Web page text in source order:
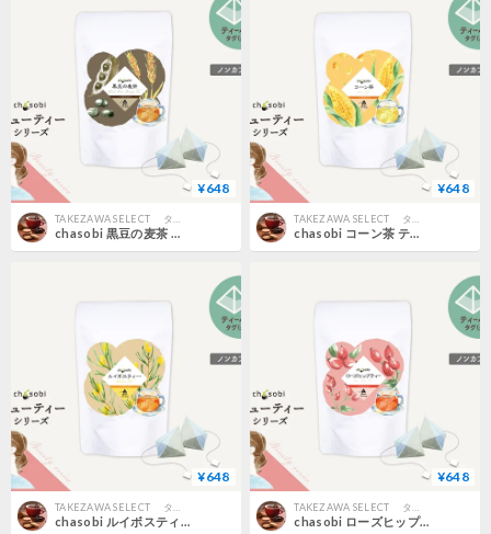
¥648
chasobi 黒豆の麦茶 ティーバッグ （3gタグ付き）×10個
¥648
chasobi コーン茶 ティーバッグ （3gタグ付き）×10個
¥648
TAKEZAWA SELECT タケザワセレクト オンラインショップ
chasobi ルイボスティー ティーバッグ （3gタグ付き）×10個
¥648
TAKEZAWA SELECT タケザワセレクト オンラインショップ
chasobi ローズヒップティー ティーバッグ （3gタグ付き）×8個